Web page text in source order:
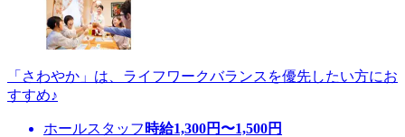
「さわやか」は、ライフワークバランスを優先したい方にお
すすめ♪
ホールスタッフ 時給1,300円〜1,500円